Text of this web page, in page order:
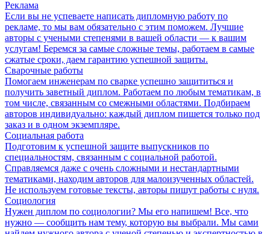
Реклама
Если вы не успеваете написать дипломную работу по
рекламе, то мы вам обязательно с этим поможем. Лучшие
авторы с учеными степенями в вашей области — к вашим
услугам! Беремся за самые сложные темы, работаем в самые
сжатые сроки, даем гарантию успешной защиты.
Сварочные работы
Помогаем инженерам по сварке успешно защититься и
получить заветный диплом. Работаем по любым тематикам, в
том числе, связанным со смежными областями. Подбираем
авторов индивидуально: каждый диплом пишется только под
заказ и в одном экземпляре.
Социальная работа
Подготовим к успешной защите выпускников по
специальностям, связанным с социальной работой.
Справляемся даже с очень сложными и нестандартными
тематиками, находим авторов для малоизученных областей.
Не используем готовые тексты, авторы пишут работы с нуля.
Социология
Нужен диплом по социологии? Мы его напишем! Все, что
нужно — сообщить нам тему, которую вы выбрали. Мы сами